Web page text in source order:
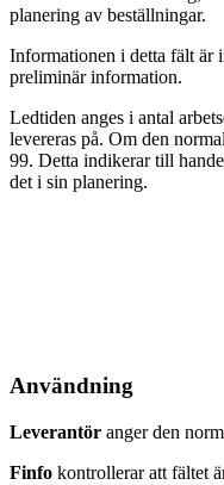
planering av beställningar.
Informationen i detta fält är
preliminär information.
Ledtiden anges i antal
levereras på. Om den
99. Detta indikerar till
det i sin planering.
Användning
Leverantör anger den
Finfo kontrollerar att fältet